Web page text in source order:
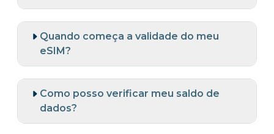
Quando começa a validade do meu
eSIM?
Como posso verificar meu saldo de
dados?